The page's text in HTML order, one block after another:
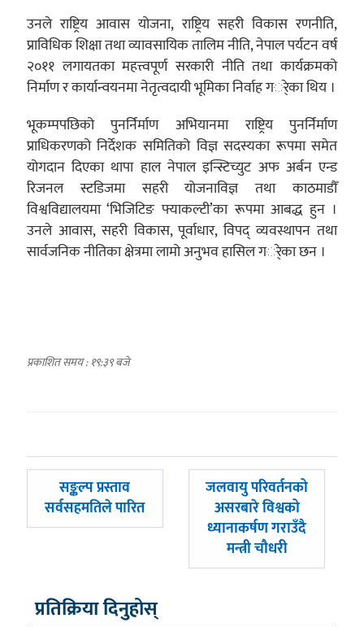
उनले राष्ट्रिय आवास योजना, राष्ट्रिय सहरी विकास रणनीति,
प्राविधिक शिक्षा तथा व्यावसायिक तालिम नीति, नेपाल पर्यटन वर्ष
२०११ लगायतका महत्त्वपूर्ण सरकारी नीति तथा कार्यक्रमको
निर्माण र कार्यान्वयनमा नेतृत्वदायी भूमिका निर्वाह गर्ेका थिय ।
भूकम्पपछिको पुनर्निर्माण अभियानमा राष्ट्रिय पुनर्निर्माण
प्राधिकरणको निर्देशक समितिको विज्ञ सदस्यका रूपमा समेत
योगदान दिएका थापा हाल नेपाल इन्स्टिच्युट अफ अर्बन एन्ड
रिजनल स्टडिजमा सहरी योजनाविज्ञ तथा काठमाडौँ
विश्वविद्यालयमा ‘भिजिटिङ फ्याकल्टी’का रूपमा आबद्ध हुन ।
उनले आवास, सहरी विकास, पूर्वाधार, विपद् व्यवस्थापन तथा
सार्वजनिक नीतिका क्षेत्रमा लामो अनुभव हासिल गर्ेका छन ।
प्रकाशित समय : १९:३९ बजे
पछिल्लाे
-
सङ्कल्प प्रस्ताव
सर्वसहमतिले पारित
अघिल्लाे
जलवायु परिवर्तनको
असरबारे विश्वको
ध्यानाकर्षण गराउँदै
मन्त्री चौधरी
प्रतिक्रिया दिनुहोस्